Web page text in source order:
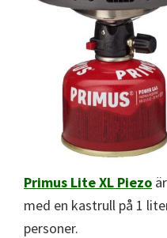
Primus Lite XL Piezo
med en kastrull på 1
personer.